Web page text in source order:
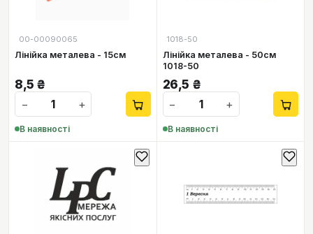
00-00090065
Лінійка металева - 15см
8,5 ₴
−
+
В наявності
1018-50
Лінійка металева - 50см
1018-50
26,5 ₴
−
+
В наявності